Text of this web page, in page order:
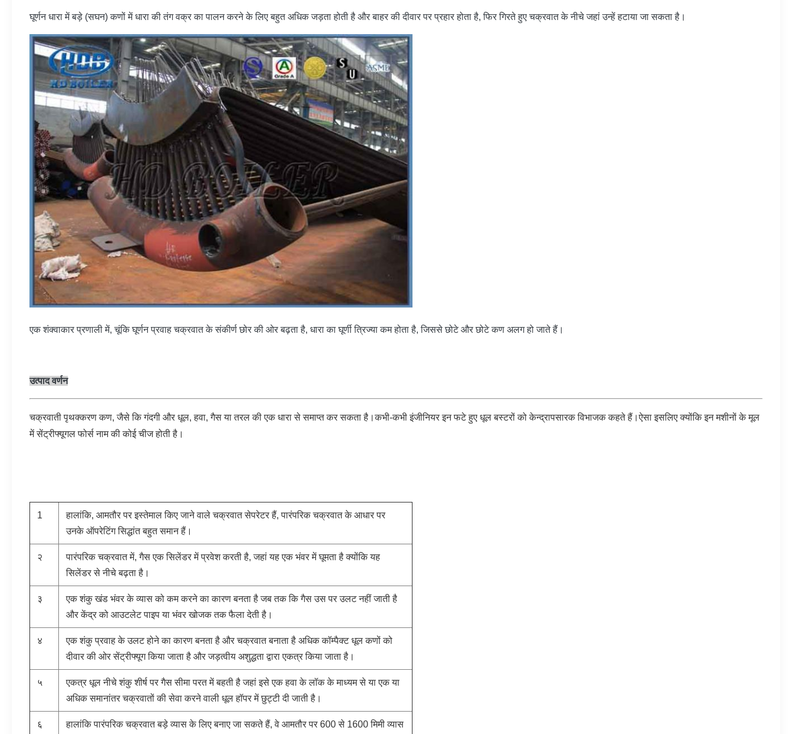
घूर्णन धारा में बड़े (सघन) कणों में धारा की तंग वक्र का पालन करने के लिए बहुत अधिक जड़ता होती है और बाहर की दीवार पर प्रहार होता है, फिर गिरते हुए चक्रवात के नीचे जहां उन्हें हटाया जा सकता है।
एक शंक्वाकार प्रणाली में, चूंकि घूर्णन प्रवाह चक्रवात के संकीर्ण छोर की ओर बढ़ता है, धारा का घूर्णी त्रिज्या कम होता है, जिससे छोटे और छोटे कण अलग हो जाते हैं।
उत्पाद वर्णन
चक्रवाती पृथक्करण कण, जैसे कि गंदगी और धूल, हवा, गैस या तरल की एक धारा से समाप्त कर सकता है।कभी-कभी इंजीनियर इन फटे हुए धूल बस्टरों को केन्द्रापसारक विभाजक कहते हैं।ऐसा इसलिए क्योंकि इन मशीनों के मूल
में सेंट्रीफ्यूगल फोर्स नाम की कोई चीज होती है।
1
हालांकि, आमतौर पर इस्तेमाल किए जाने वाले चक्रवात सेपरेटर हैं, पारंपरिक चक्रवात के आधार पर
उनके ऑपरेटिंग सिद्धांत बहुत समान हैं।
२
पारंपरिक चक्रवात में, गैस एक सिलेंडर में प्रवेश करती है, जहां यह एक भंवर में घूमता है क्योंकि यह
सिलेंडर से नीचे बढ़ता है।
३
एक शंकु खंड भंवर के व्यास को कम करने का कारण बनता है जब तक कि गैस उस पर उलट नहीं जाती है
और केंद्र को आउटलेट पाइप या भंवर खोजक तक फैला देती है।
४
एक शंकु प्रवाह के उलट होने का कारण बनता है और चक्रवात बनाता है अधिक कॉम्पैक्ट धूल कणों को
दीवार की ओर सेंट्रीफ्यूग किया जाता है और जड़त्वीय अशुद्धता द्वारा एकत्र किया जाता है।
५
एकत्र धूल नीचे शंकु शीर्ष पर गैस सीमा परत में बहती है जहां इसे एक हवा के लॉक के माध्यम से या एक या
अधिक समानांतर चक्रवातों की सेवा करने वाली धूल हॉपर में छुट्टी दी जाती है।
६ हालांकि पारंपरिक चक्रवात बड़े व्यास के लिए बनाए जा सकते हैं, वे आमतौर पर 600 से 1600 मिमी व्यास